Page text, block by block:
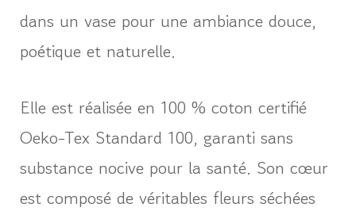
dans un vase pour une ambiance douce,
poétique et naturelle.
Elle est réalisée en 100 % coton certifié
Oeko-Tex Standard 100, garanti sans
substance nocive pour la santé. Son cœur
est composé de véritables fleurs séchées